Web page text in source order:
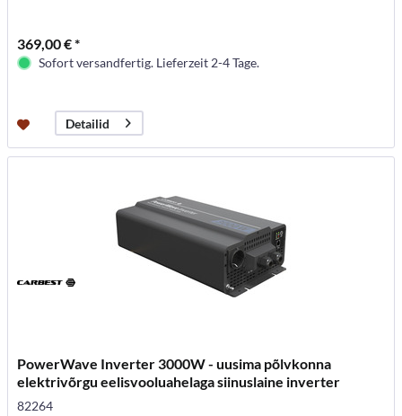
369,00 € *
Sofort versandfertig. Lieferzeit 2-4 Tage.
Detailid
PowerWave Inverter 3000W - uusima põlvkonna
elektrivõrgu eelisvooluahelaga siinuslaine inverter
82264